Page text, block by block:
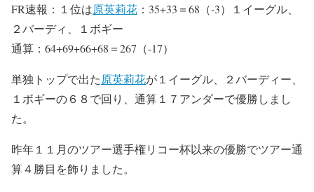
FR速報：１位は原英莉花 ：35+33＝68（-3）１イーグル、
２バーディ、１ボギー
通算：64+69+66+68＝267（-17）
単独トップで出た原英莉花が１イーグル、２バーディー、
１ボギーの６８で回り、通算１７アンダーで優勝しまし
た。
昨年１１月のツアー選手権リコー杯以来の優勝でツアー通
算４勝目を飾りました。